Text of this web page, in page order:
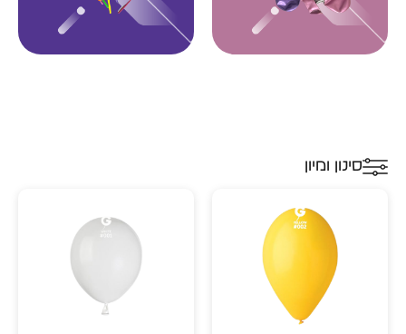
סינון ומיון